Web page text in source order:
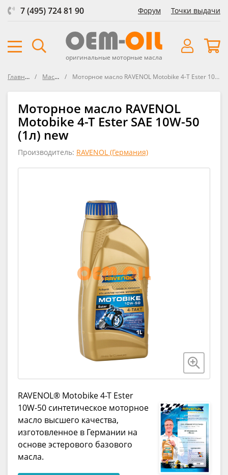
7 (495) 724 81 90 Форум Точки выдачи
оригинальные моторные масла
Главная Масла Моторное масло RAVENOL Motobike 4-T Ester 10W-50
Моторное масло RAVENOL
Motobike 4-T Ester SAE 10W-50
(1л) new
Производитель: RAVENOL (Германия)
RAVENOL® Motobike 4-T Ester
10W-50 синтетическое моторное
масло высшего качества,
изготовленное в Германии на
основе эстерового базового
масла.